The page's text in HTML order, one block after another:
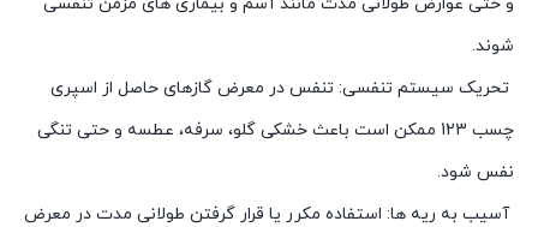
شوند.
تحریک سیستم تنفسی: تنفس در معرض گازهای حاصل از اسپری
چسب 123 ممکن است باعث خشکی گلو، سرفه، عطسه و حتی تنگی
نفس شود.
آسیب به ریه ها: استفاده مکرر یا قرار گرفتن طولانی مدت در معرض